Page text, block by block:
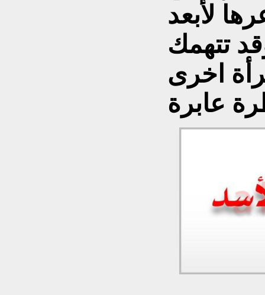
لأبعد
تتهمك
اخرى